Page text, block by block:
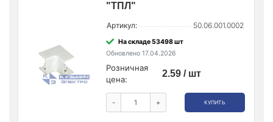
"ТПЛ"
Артикул: 50.06.001.0002
На складе 53498 шт
Обновлено 17.04.2026
Розничная
цена:
2.59 / шт
- + КУПИТЬ